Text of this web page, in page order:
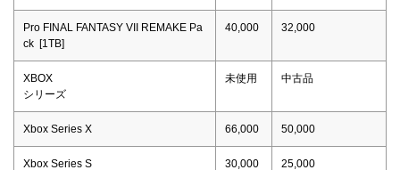
Pro FINAL FANTASY VII REMAKE Pa
ck [1TB]
40,000 32,000
XBOX
シリーズ
未使用 中古品
Xbox Series X 66,000 50,000
Xbox Series S 30,000 25,000